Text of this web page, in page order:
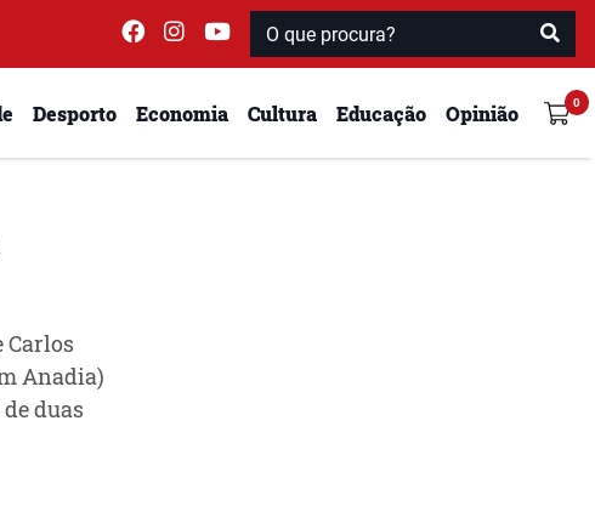
Desporto Economia Cultura Educação Opinião
Carlos
Anadia)
duas